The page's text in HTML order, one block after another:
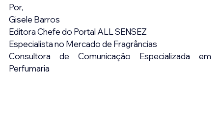
Por,
Gisele Barros
Editora Chefe do Portal ALL SENSEZ
Especialista no Mercado de Fragrâncias
Consultora de Comunicação Especializada em
Perfumaria